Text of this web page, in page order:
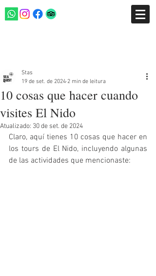
10 cosas que hacer cuando
visites El Nido
Stas
19 de set. de 2024 2 min de leitura
Atualizado: 30 de set. de 2024
Claro, aquí tienes 10 cosas que hacer en
los tours de El Nido, incluyendo algunas
de las actividades que mencionaste: